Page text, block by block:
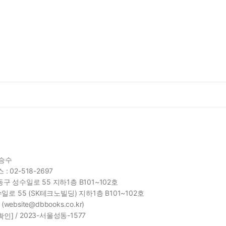
수
: 02-518-2697
성수일로 55 지하1층 B101~102호
로 55 (SK테크노빌딩) 지하1층 B101~102호
(website@dbbooks.co.kr)
인] / 2023-서울성동-1577